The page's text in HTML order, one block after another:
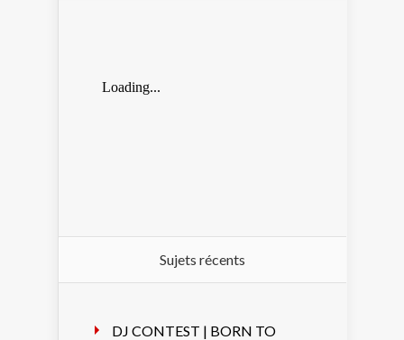
Sujets récents
DJ CONTEST | BORN TO